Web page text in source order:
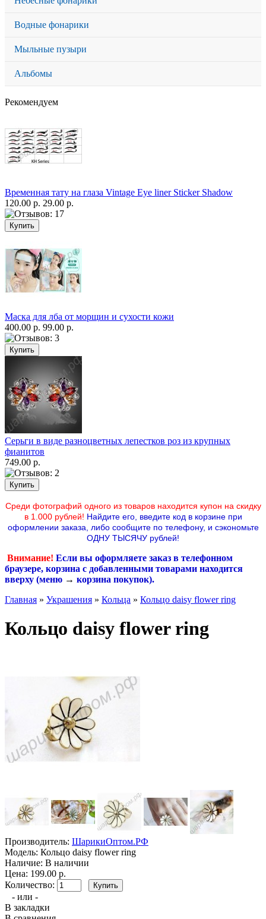
Водные фонарики
Мыльные пузыри
Альбомы
Рекомендуем
Временная тату на глаза Vintage Eye liner Sticker Shadow
120.00 р. 29.00 р.
Маска для лба от морщин и сухости кожи
400.00 р. 99.00 р.
Серьги в виде разноцветных лепестков роз из крупных
фианитов
749.00 р.
Среди фотографий одного из товаров находится купон на скидку
в 1.000 рублей! Найдите его, введите код в корзине при
оформлении заказа, либо сообщите по телефону, и сэкономьте
ОДНУ ТЫСЯЧУ рублей!
Внимание! Если вы оформляете заказ в телефонном
браузере, корзина с добавленными товарами находится
вверху (меню → корзина покупок).
Главная » Украшения » Кольца » Кольцо daisy flower ring
Кольцо daisy flower ring
Производитель: ШарикиОптом.РФ
Модель: Кольцо daisy flower ring
Наличие: В наличии
Цена: 199.00 р.
Количество:
- или -
В закладки